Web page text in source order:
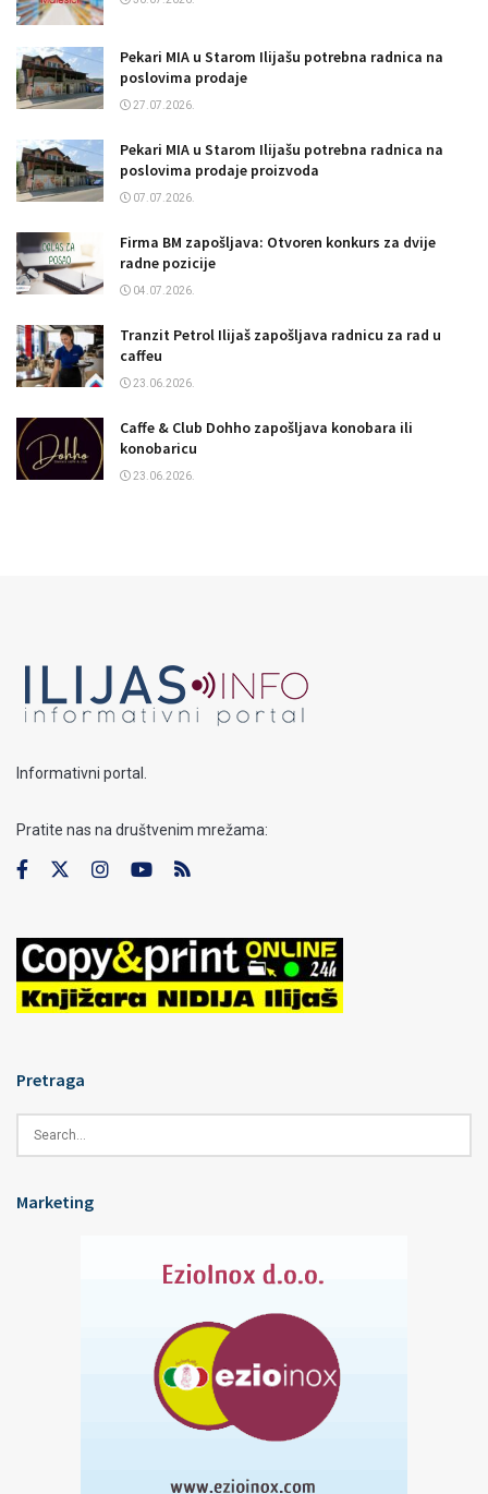
Pekari MIA u Starom Ilijašu potrebna radnica na
poslovima prodaje
27.07.2026.
Pekari MIA u Starom Ilijašu potrebna radnica na
poslovima prodaje proizvoda
07.07.2026.
Firma BM zapošljava: Otvoren konkurs za dvije
radne pozicije
04.07.2026.
Tranzit Petrol Ilijaš zapošljava radnicu za rad u
caffeu
23.06.2026.
Caffe & Club Dohho zapošljava konobara ili
konobaricu
23.06.2026.
Informativni portal.
Pratite nas na društvenim mrežama:
Pretraga
Marketing